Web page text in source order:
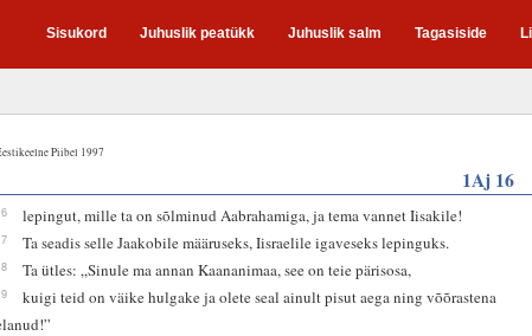
Sisukord Juhuslik peatükk Juhuslik salm Tagasiside
Piibel 1997
1Aj 16
lepingut, mille ta on sõlminud Aabrahamiga, ja tema vannet Iisakile!
Ta seadis selle Jaakobile määruseks, Iisraelile igaveseks lepinguks.
Ta ütles: „Sinule ma annan Kaananimaa, see on teie pärisosa,
kuigi teid on väike hulgake ja olete seal ainult pisut aega ning võõrastena